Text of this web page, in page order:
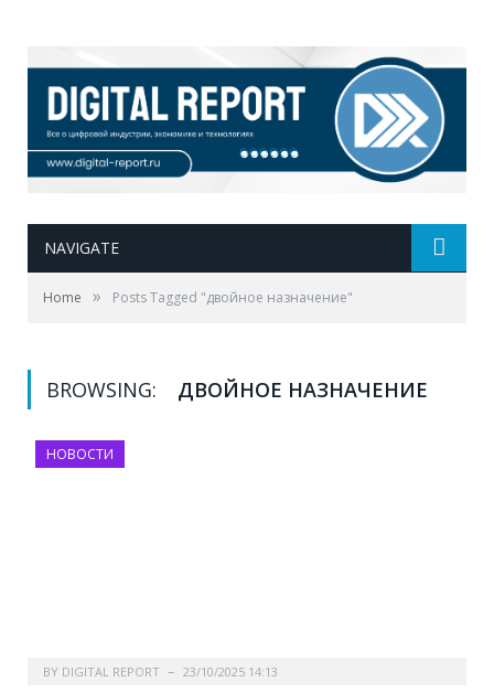
NAVIGATE
Home » Posts Tagged "двойное назначение"
BROWSING: ДВОЙНОЕ НАЗНАЧЕНИЕ
НОВОСТИ
BY DIGITAL REPORT 23/10/2025 14:13